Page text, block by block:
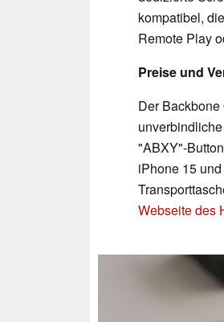
kompatibel,
Remote Play
Preise und
Der
"ABXY"-
iPhone 15
Webseite des